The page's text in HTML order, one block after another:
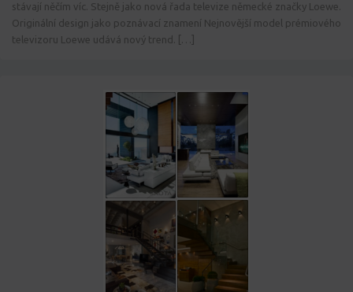
stávají něčím víc. Stejně jako nová řada televize německé značky Loewe.
Originální design jako poznávací znamení Nejnovější model prémiového
televizoru Loewe udává nový trend. […]